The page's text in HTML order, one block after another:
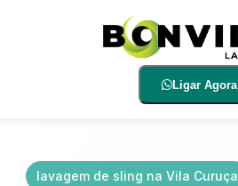
Ligar Agora
lavagem de sling na Vila Curuça